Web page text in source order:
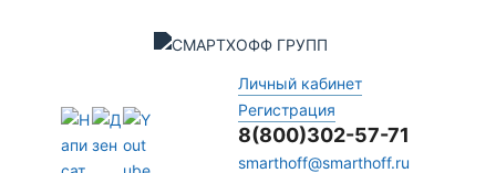
Личный кабинет
Регистрация
8(800)302-57-71
smarthoff@smarthoff.ru